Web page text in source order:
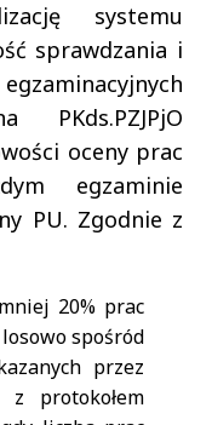
systemu
sprawdzania i
PKds.PZJPjO
oceny prac
egzaminie
PU. Zgodnie z
20% prac
spośród
przez
protokołem